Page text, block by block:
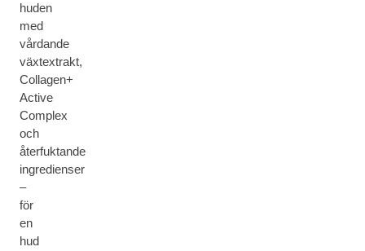
huden
med
vårdande
växtextrakt,
Collagen+
Active
Complex
och
återfuktande
ingredienser
–
för
en
hud